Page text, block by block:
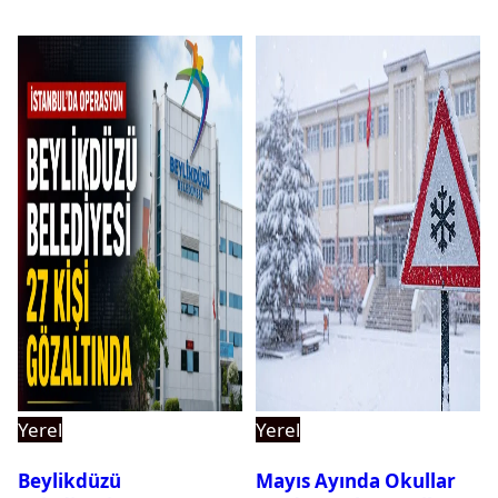
Yerel
Beylikdüzü
Yerel
Mayıs Ayında Okullar